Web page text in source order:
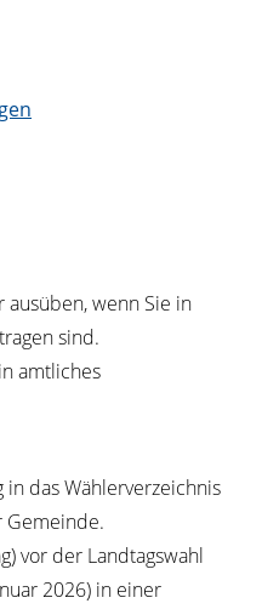
ausüben, wenn Sie in
sind.
amtliches
das Wählerverzeichnis
vor der Landtagswahl
2026) in einer